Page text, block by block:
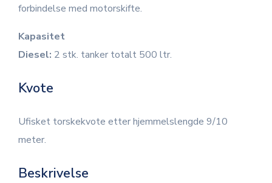
forbindelse med motorskifte.
Kapasitet
Diesel: 2 stk. tanker totalt 500 ltr.
Kvote
Ufisket torskekvote etter hjemmelslengde 9/10
meter.
Beskrivelse